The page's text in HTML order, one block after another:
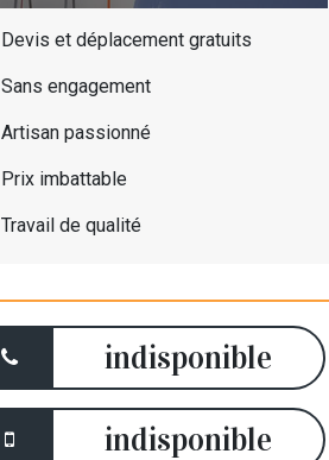
Devis et déplacement gratuits
Sans engagement
Artisan passionné
Prix imbattable
Travail de qualité
indisponible
indisponible